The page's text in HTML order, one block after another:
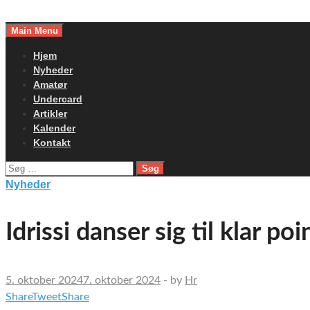
toMain Menu
Hjem
Nyheder
Amatør
Undercard
Artikler
Kalender
Kontakt
Søg
efter:
Nyheder
Idrissi danser sig til klar
5. oktober 20247. oktober 2024 - by Hr
ShareTweetShare